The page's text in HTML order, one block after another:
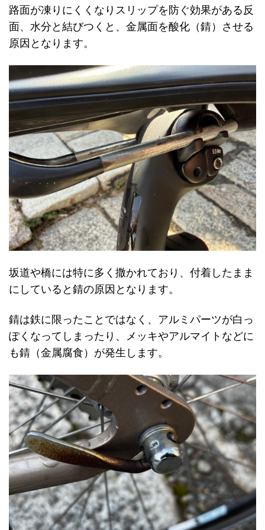
路面が凍りにくくなりスリップを防ぐ効果がある反
面、水分と結びつくと、金属面を酸化（錆）させる
原因となります。
坂道や橋には特に多く撒かれており、付着したまま
にしていると錆の原因となります。
錆は鉄に限ったことではなく、アルミパーツが白っ
ぽくなってしまったり、メッキやアルマイトなどに
も錆（金属腐食）が発生します。